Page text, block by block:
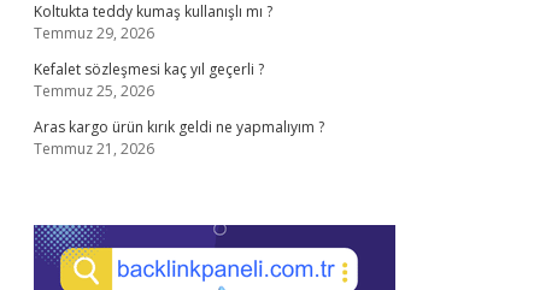
Koltukta teddy kumaş kullanışlı mı ?
Temmuz 29, 2026
Kefalet sözleşmesi kaç yıl geçerli ?
Temmuz 25, 2026
Aras kargo ürün kırık geldi ne yapmalıyım ?
Temmuz 21, 2026